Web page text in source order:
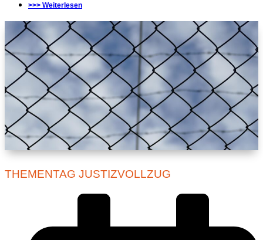
>>> Weiterlesen
THEMENTAG JUSTIZVOLLZUG